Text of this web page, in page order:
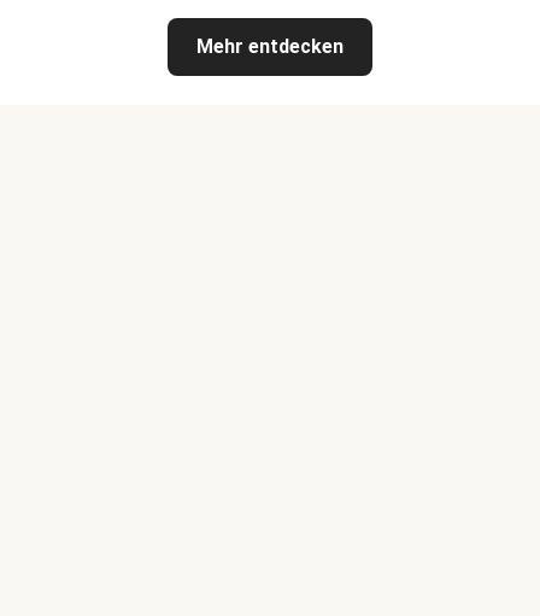
Mehr entdecken